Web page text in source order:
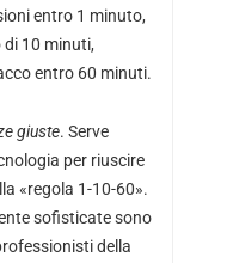
entro 1 minuto,
di 10 minuti,
entro 60 minuti.
giuste. Serve
per riuscire
«regola 1-10-60».
sofisticate sono
della